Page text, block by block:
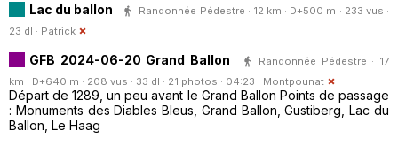
Lac du ballon
Randonnée Pédestre · 12 km · D+500 m · 233 vus ·
23 dl · Patrick
GFB 2024-06-20 Grand Ballon
Randonnée Pédestre · 17
km · D+640 m · 208 vus · 33 dl · 21 photos · 04:23 · Montpounat
Départ de 1289, un peu avant le Grand Ballon Points de passage
: Monuments des Diables Bleus, Grand Ballon, Gustiberg, Lac du
Ballon, Le Haag